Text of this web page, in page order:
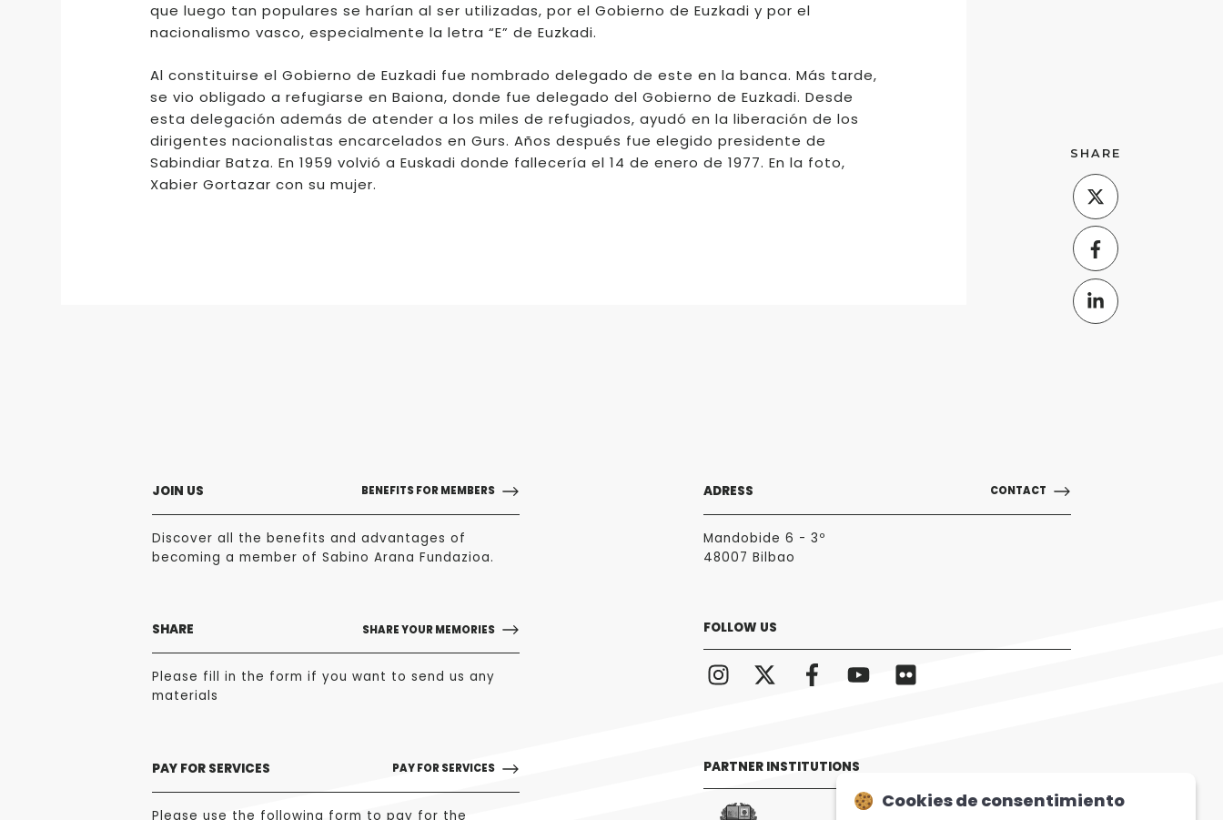
que luego tan populares se harían al ser utilizadas, por el Gobierno de Euzkadi y por el
nacionalismo vasco, especialmente la letra “E” de Euzkadi.
Al constituirse el Gobierno de Euzkadi fue nombrado delegado de este en la banca. Más tarde,
se vio obligado a refugiarse en Baiona, donde fue delegado del Gobierno de Euzkadi. Desde
esta delegación además de atender a los miles de refugiados, ayudó en la liberación de los
dirigentes nacionalistas encarcelados en Gurs. Años después fue elegido presidente de
Sabindiar Batza. En 1959 volvió a Euskadi donde fallecería el 14 de enero de 1977. En la foto,
Xabier Gortazar con su mujer.
SHARE
JOIN US BENEFITS FOR MEMBERS
Discover all the benefits and advantages of
becoming a member of Sabino Arana Fundazioa.
SHARE SHARE YOUR MEMORIES
Please fill in the form if you want to send us any
materials
PAY FOR SERVICES PAY FOR SERVICES
Please use the following form to pay for the
ADRESS CONTACT
Mandobide 6 - 3º
48007 Bilbao
FOLLOW US
PARTNER INSTITUTIONS
Cookies de consentimiento